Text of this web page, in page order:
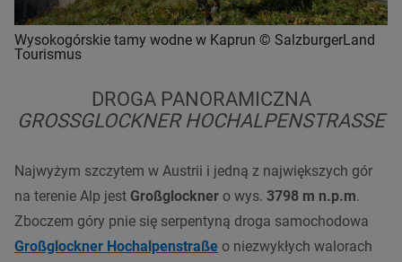
Wysokogórskie tamy wodne w Kaprun © SalzburgerLand
Tourismus
DROGA PANORAMICZNA
GROSSGLOCKNER HOCHALPENSTRASSE
Najwyżym szczytem w Austrii i jedną z największych gór
na terenie Alp jest Großglockner o wys. 3798 m n.p.m.
Zboczem góry pnie się serpentyną droga samochodowa
Großglockner Hochalpenstraße o niezwykłych walorach